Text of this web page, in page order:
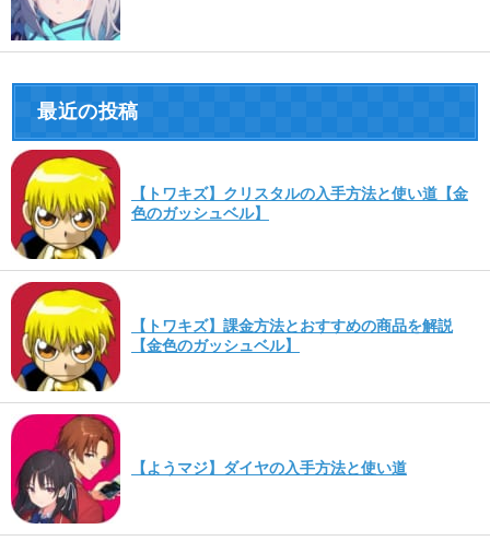
最近の投稿
【トワキズ】クリスタルの入手方法と使い道【金
色のガッシュベル】
【トワキズ】課金方法とおすすめの商品を解説
【金色のガッシュベル】
【ようマジ】ダイヤの入手方法と使い道